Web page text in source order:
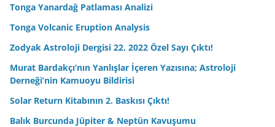
Tonga Yanardağ Patlaması Analizi
Tonga Volcanic Eruption Analysis
Zodyak Astroloji Dergisi 22. 2022 Özel Sayı Çıktı!
Murat Bardakçı’nın Yanlışlar İçeren Yazısına; Astroloji
Derneği’nin Kamuoyu Bildirisi
Solar Return Kitabının 2. Baskısı Çıktı!
Balık Burcunda Jüpiter & Neptün Kavuşumu